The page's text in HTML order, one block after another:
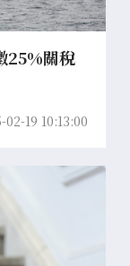
25%關稅
02-19 10:13:00